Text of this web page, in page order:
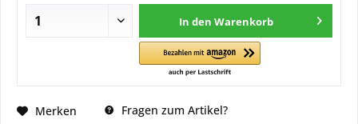
In den Warenkorb
Merken Fragen zum Artikel?